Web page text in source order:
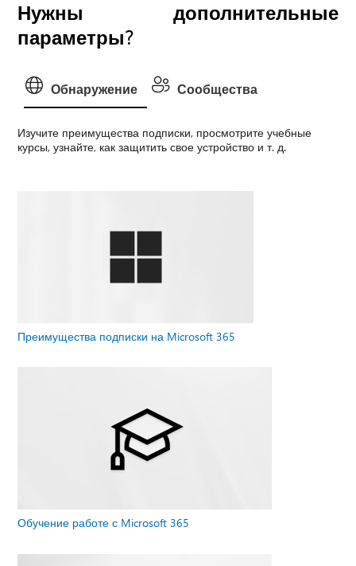
Нужны дополнительные
параметры?
Обнаружение Сообщества
Изучите преимущества подписки, просмотрите учебные
курсы, узнайте, как защитить свое устройство и т. д.
Преимущества подписки на Microsoft 365
Обучение работе с Microsoft 365